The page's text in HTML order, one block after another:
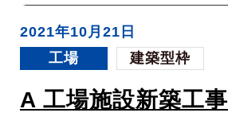
2021年10月21日
工場
建築型枠
A 工場施設新築工事